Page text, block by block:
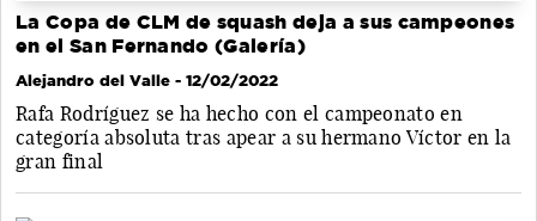
La Copa de CLM de squash deja a sus campeones
en el San Fernando (Galería)
Alejandro del Valle - 12/02/2022
Rafa Rodríguez se ha hecho con el campeonato en
categoría absoluta tras apear a su hermano Víctor en la
gran final